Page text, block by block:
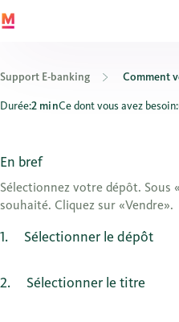
Support E-banking Comment
Comment vendre un titre
Durée:2 minCe dont vous avez besoin:
En bref
Sélectionnez votre dépôt.
souhaité. Cliquez sur «Vendre».
1 Sélectionner le dépôt
2 Sélectionner le titre